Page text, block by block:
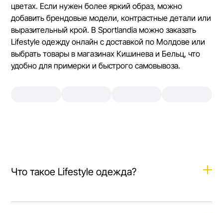
цветах. Если нужен более яркий образ, можно
добавить брендовые модели, контрастные детали или
выразительный крой. В Sportlandia можно заказать
Lifestyle одежду онлайн с доставкой по Молдове или
выбрать товары в магазинах Кишинева и Бельц, что
удобно для примерки и быстрого самовывоза.
Что такое Lifestyle одежда?